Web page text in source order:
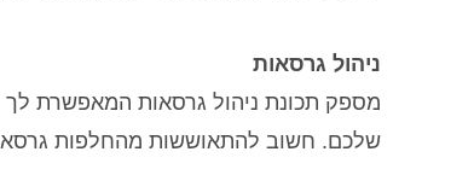
ניהול גרסאות
מספק תכונת ניהול גרסאות המאפשרת
שלכם. חשוב להתאוששות מהחלפות